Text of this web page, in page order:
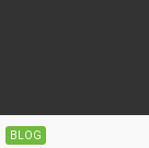
BLOG